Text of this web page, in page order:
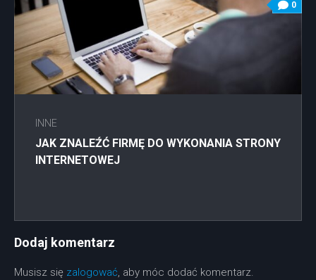
0
INNE
JAK ZNALEŹĆ FIRMĘ DO WYKONANIA STRONY
INTERNETOWEJ
Dodaj komentarz
Musisz się zalogować, aby móc dodać komentarz.